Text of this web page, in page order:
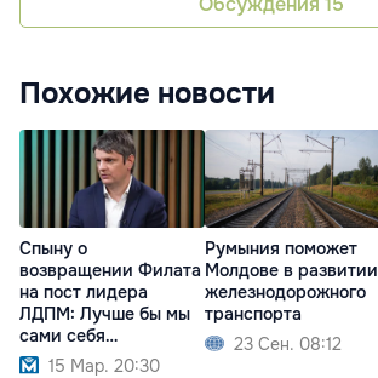
Похожие новости
Спыну о
возвращении Филата
на пост лидера
ЛДПМ: Лучше бы мы
сами себя
распустили
15 Мар. 20:30
Румыния поможет
Молдове в развитии
железнодорожного
транспорта
23 Сен. 08:12